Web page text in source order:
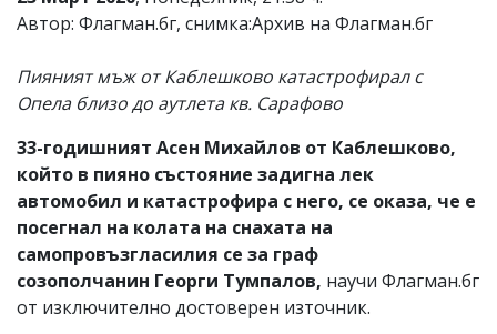
тях!
Ако
обиден
за
вас
моля
сигнализирайте
Автор: Флагман.бг, снимка:Архив на Флагман.бг
Пияният мъж от Каблешково катастрофирал с
Опела близо до аутлета кв. Сарафово
33-годишният Асен Михайлов от Каблешково,
който в пияно състояние задигна лек
автомобил и катастрофира с него, се оказа, че е
посегнал на колата на снахата на
самопровъзгласилия се за граф
созополчанин Георги Тумпалов, научи Флагман.бг
от изключително достоверен източник.